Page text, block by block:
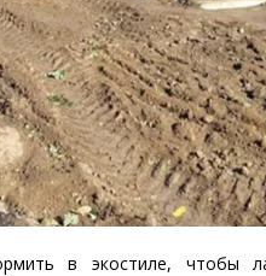
в экостиле, чтобы